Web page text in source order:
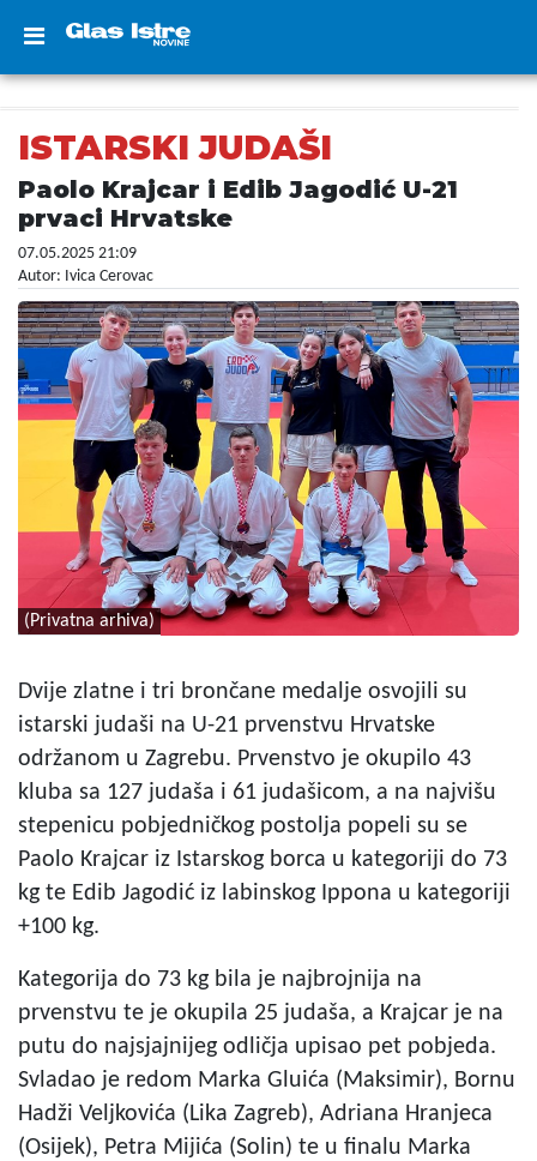
ISTARSKI JUDAŠI
Paolo Krajcar i Edib Jagodić U-21
prvaci Hrvatske
07.05.2025 21:09
Autor: Ivica Cerovac
(Privatna arhiva)
Dvije zlatne i tri brončane medalje osvojili su
istarski judaši na U-21 prvenstvu Hrvatske
održanom u Zagrebu. Prvenstvo je okupilo 43
kluba sa 127 judaša i 61 judašicom, a na najvišu
stepenicu pobjedničkog postolja popeli su se
Paolo Krajcar iz Istarskog borca u kategoriji do 73
kg te Edib Jagodić iz labinskog Ippona u kategoriji
+100 kg.
Kategorija do 73 kg bila je najbrojnija na
prvenstvu te je okupila 25 judaša, a Krajcar je na
putu do najsjajnijeg odličja upisao pet pobjeda.
Svladao je redom Marka Gluića (Maksimir), Bornu
Hadži Veljkovića (Lika Zagreb), Adriana Hranjeca
(Osijek), Petra Mijića (Solin) te u finalu Marka